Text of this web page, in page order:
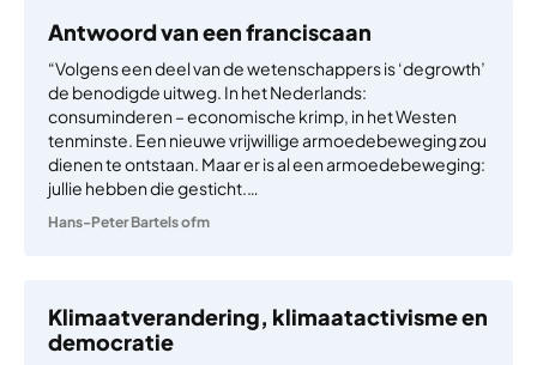
Antwoord van een franciscaan
“Volgens een deel van de wetenschappers is ‘degrowth’
de benodigde uitweg. In het Nederlands:
consuminderen – economische krimp, in het Westen
tenminste. Een nieuwe vrijwillige armoedebeweging zou
dienen te ontstaan. Maar er is al een armoedebeweging:
jullie hebben die gesticht.…
Hans-Peter Bartels ofm
Klimaatverandering, klimaatactivisme en
democratie